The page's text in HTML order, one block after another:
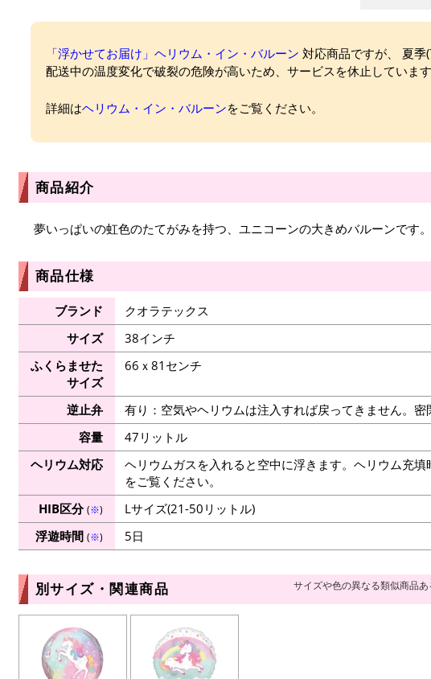
「浮かせてお届け」ヘリウム・イン・バルーン 対応商品ですが、 夏季
配送中の温度変化で破裂の危険が高いため、サービスを休止しています
詳細はヘリウム・イン・バルーンをご覧ください。
商品紹介
夢いっぱいの虹色のたてがみを持つ、ユニコーンの大きめバルーンです。
商品仕様
ブランド
クオラテックス
サイズ
38インチ
ふくらませた
サイズ
66ｘ81センチ
逆止弁
有り：空気やヘリウムは注入すれば戻ってきません。密
容量
47リットル
ヘリウム対応
ヘリウムガスを入れると空中に浮きます。ヘリウム充
をご覧ください。
HIB区分(※)
Lサイズ(21-50リットル)
浮遊時間 (※) 5日
別サイズ・関連商品 サイズや色の異なる類似商品